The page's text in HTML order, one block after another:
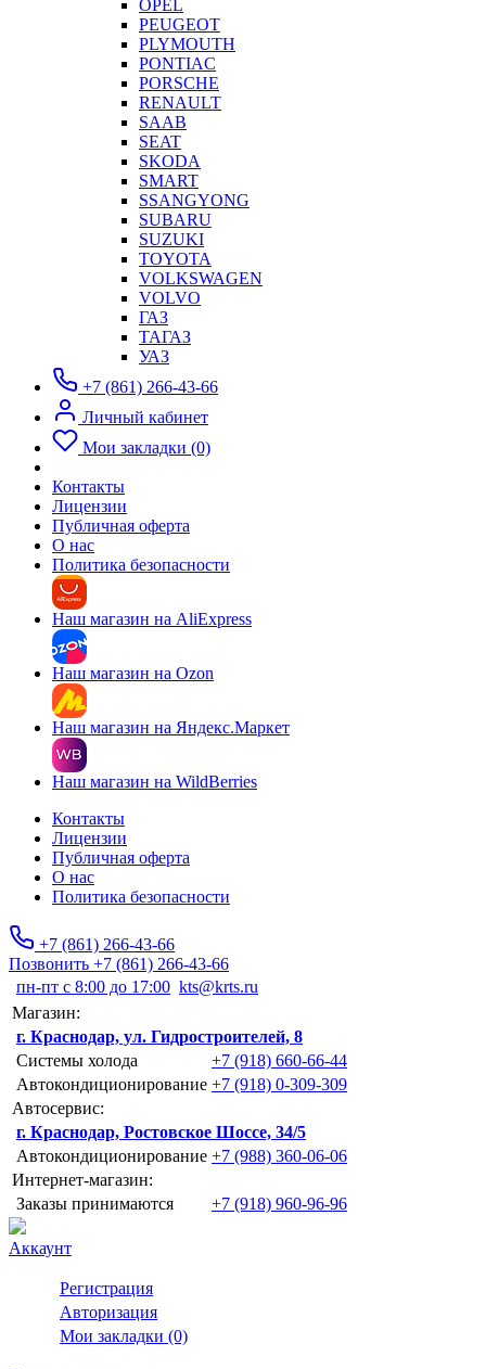
OPEL
PEUGEOT
PLYMOUTH
PONTIAC
PORSCHE
RENAULT
SAAB
SEAT
SKODA
SMART
SSANGYONG
SUBARU
SUZUKI
TOYOTA
VOLKSWAGEN
VOLVO
ГАЗ
ТАГАЗ
УАЗ
+7 (861) 266-43-66
Личный кабинет
Мои закладки (0)
Контакты
Лицензии
Публичная оферта
О нас
Политика безопасности
Наш магазин на AliExpress
Наш магазин на Ozon
Наш магазин на Яндекс.Маркет
Наш магазин на WildBerries
Контакты
Лицензии
Публичная оферта
О нас
Политика безопасности
+7 (861) 266-43-66
Позвонить +7 (861) 266-43-66
пн-пт с 8:00 до 17:00 kts@krts.ru
Магазин:
г. Краснодар, ул. Гидростроителей, 8
Системы холода
+7 (918) 660-66-44
Автокондиционирование +7 (918) 0-309-309
Автосервис:
г. Краснодар, Ростовское Шоссе, 34/5
Автокондиционирование +7 (988) 360-06-06
Интернет-магазин:
Заказы принимаются
+7 (918) 960-96-96
Аккаунт
Регистрация
Авторизация
Мои закладки (0)